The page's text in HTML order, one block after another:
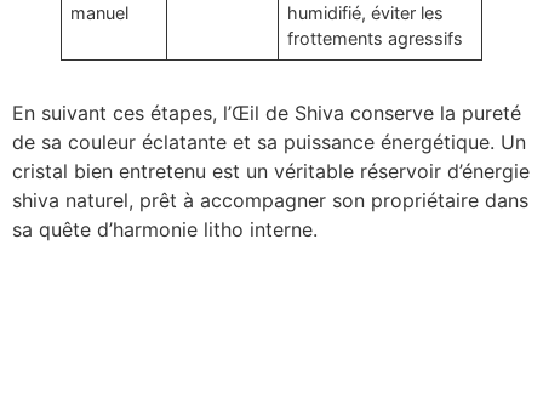
manuel
humidifié, éviter les
frottements agressifs
En suivant ces étapes, l’Œil de Shiva conserve la pureté
de sa couleur éclatante et sa puissance énergétique. Un
cristal bien entretenu est un véritable réservoir d’énergie
shiva naturel, prêt à accompagner son propriétaire dans
sa quête d’harmonie litho interne.